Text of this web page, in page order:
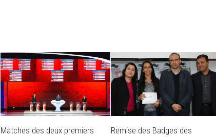
Matches des deux premiers
Remise des Badges des